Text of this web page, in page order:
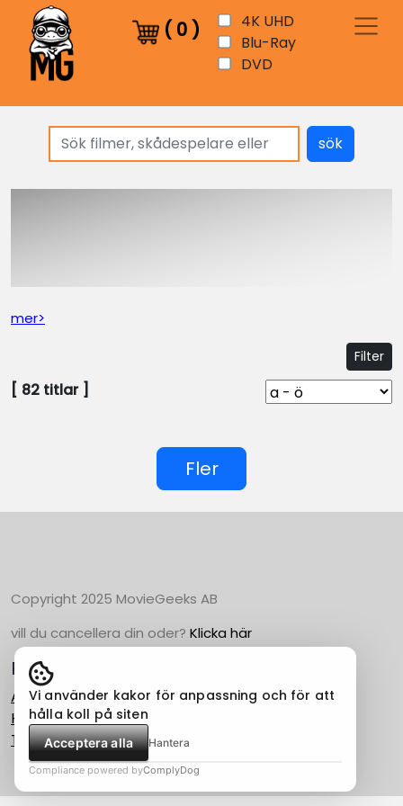
( 0 )
4K UHD
Blu-Ray
DVD
sök
mer>
Filter
[ 82 titlar ]
Fler
Copyright 2025 MovieGeeks AB
vill du cancellera din oder? Klicka här
Populära Kategorier
Action
Horror
Thriller
Vi använder kakor för anpassning och för att
hålla koll på siten
Acceptera alla Hantera
Compliance powered byComplyDog